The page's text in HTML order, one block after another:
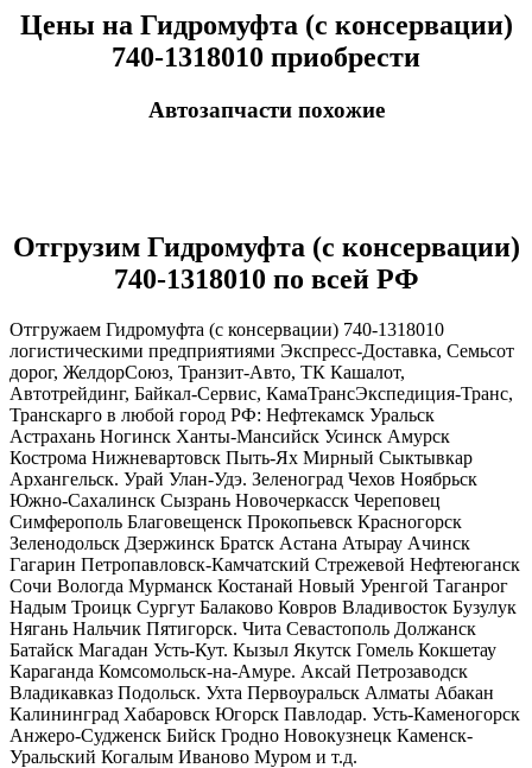
Цены на Гидромуфта (с консервации)
740-1318010 приобрести
Автозапчасти похожие
Отгрузим Гидромуфта (с консервации)
740-1318010 по всей РФ
Отгружаем Гидромуфта (с консервации) 740-1318010
логистическими предприятиями Экспресс-Доставка, Семьсот
дорог, ЖелдорСоюз, Транзит-Авто, ТК Кашалот,
Автотрейдинг, Байкал-Сервис, КамаТрансЭкспедиция-Транс,
Транскарго в любой город РФ: Нефтекамск Уральск
Астрахань Ногинск Ханты-Мансийск Усинск Амурск
Кострома Нижневартовск Пыть-Ях Мирный Сыктывкар
Архангельск. Урай Улан-Удэ. Зеленоград Чехов Ноябрьск
Южно-Сахалинск Сызрань Новочеркасск Череповец
Симферополь Благовещенск Прокопьевск Красногорск
Зеленодольск Дзержинск Братск Астана Атырау Ачинск
Гагарин Петропавловск-Камчатский Стрежевой Нефтеюганск
Сочи Вологда Мурманск Костанай Новый Уренгой Таганрог
Надым Троицк Сургут Балаково Ковров Владивосток Бузулук
Нягань Нальчик Пятигорск. Чита Севастополь Должанск
Батайск Магадан Усть-Кут. Кызыл Якутск Гомель Кокшетау
Караганда Комсомольск-на-Амуре. Аксай Петрозаводск
Владикавказ Подольск. Ухта Первоуральск Алматы Абакан
Калининград Хабаровск Югорск Павлодар. Усть-Каменогорск
Анжеро-Судженск Бийск Гродно Новокузнецк Каменск-
Уральский Когалым Иваново Муром и т.д.